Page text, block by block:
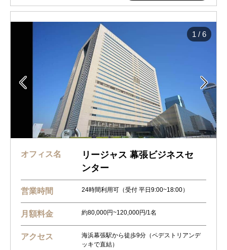
 
1 / 6
オフィス名
リージャス 幕張ビジネスセ
ンター
営業時間 24時間利用可（受付 平日9:00~18:00）
月額料金 約80,000円~120,000円/1名
アクセス
海浜幕張駅から徒歩9分（ペデストリアンデ
ッキで直結）